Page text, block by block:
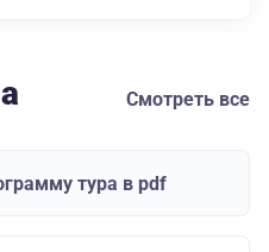
Смотреть все
тура в pdf